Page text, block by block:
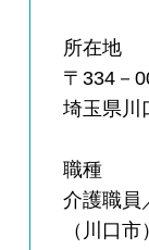
所在地
〒334－
埼玉県川
職種
介護職員
（川口市